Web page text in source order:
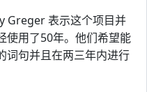
Greger 表示这个项目并
使用了50年。他们希望能
词句并且在两三年内进行